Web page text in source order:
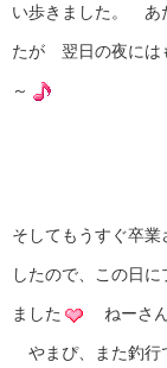
い歩きました。 あ
たが 翌日の夜には
～
そしてもうすぐ卒
したので、この日
ました ねーさ
やまぴ、また釣行